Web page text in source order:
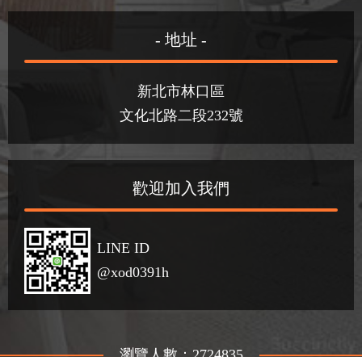
- 地址 -
新北市林口區
文化北路二段232號
歡迎加入我們
LINE ID
@xod0391h